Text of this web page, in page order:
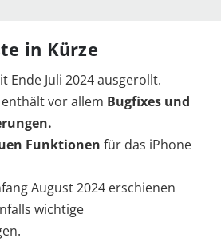
in Kürze
Ende Juli 2024 ausgerollt.
vor allem Bugfixes und
Funktionen für das iPhone
August 2024 erschienen
wichtige